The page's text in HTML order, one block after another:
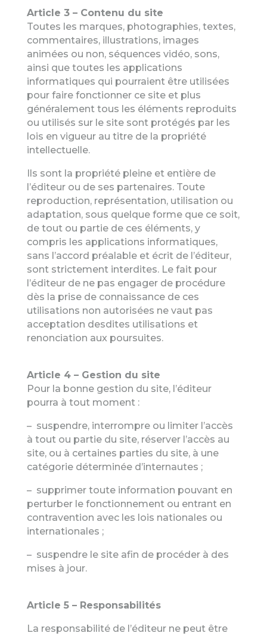
Article 3 – Contenu du site
Toutes les marques, photographies, textes,
commentaires, illustrations, images
animées ou non, séquences vidéo, sons,
ainsi que toutes les applications
informatiques qui pourraient être utilisées
pour faire fonctionner ce site et plus
généralement tous les éléments reproduits
ou utilisés sur le site sont protégés par les
lois en vigueur au titre de la propriété
intellectuelle.
Ils sont la propriété pleine et entière de
l’éditeur ou de ses partenaires. Toute
reproduction, représentation, utilisation ou
adaptation, sous quelque forme que ce soit,
de tout ou partie de ces éléments, y
compris les applications informatiques,
sans l’accord préalable et écrit de l’éditeur,
sont strictement interdites. Le fait pour
l’éditeur de ne pas engager de procédure
dès la prise de connaissance de ces
utilisations non autorisées ne vaut pas
acceptation desdites utilisations et
renonciation aux poursuites.
Article 4 – Gestion du site
Pour la bonne gestion du site, l’éditeur
pourra à tout moment :
– suspendre, interrompre ou limiter l’accès
à tout ou partie du site, réserver l’accès au
site, ou à certaines parties du site, à une
catégorie déterminée d’internautes ;
– supprimer toute information pouvant en
perturber le fonctionnement ou entrant en
contravention avec les lois nationales ou
internationales ;
– suspendre le site afin de procéder à des
mises à jour.
Article 5 – Responsabilités
La responsabilité de l’éditeur ne peut être